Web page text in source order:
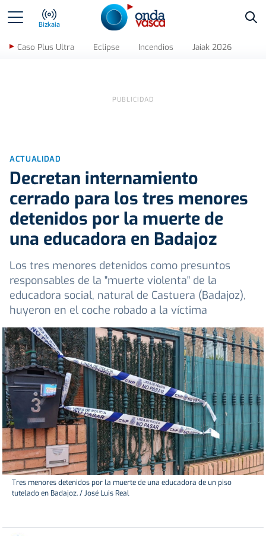
Bizkaia
Caso Plus Ultra Eclipse Incendios Jaiak 2026
ACTUALIDAD
Decretan internamiento
cerrado para los tres menores
detenidos por la muerte de
una educadora en Badajoz
Los tres menores detenidos como presuntos
responsables de la "muerte violenta" de la
educadora social, natural de Castuera (Badajoz),
huyeron en el coche robado a la víctima
Tres menores detenidos por la muerte de una educadora de un piso
tutelado en Badajoz. / José Luis Real